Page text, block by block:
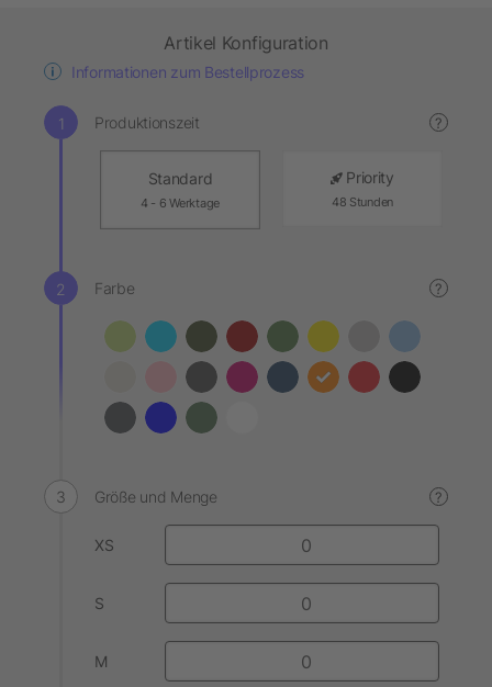
Artikel Konfiguration
Informationen zum Bestellprozess
Produktionszeit ?
Standard
4 - 6 Werktage
Priority
48 Stunden
Farbe ?
Größe und Menge ?
XS
S
M